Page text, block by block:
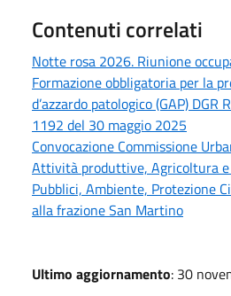
Contenuti correlati
Notte rosa 2026. Riunione
Formazione obbligatoria per la
d’azzardo patologico (GAP)
1192 del 30 maggio 2025
Convocazione Commissione
Attività produttive, Agricoltura
Pubblici, Ambiente, Protezione
alla frazione San Martino
Ultimo aggiornamento: 30